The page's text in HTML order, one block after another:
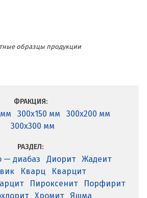
образцы продукции
ФРАКЦИЯ:
300x150 мм
300x200 мм
300x300 мм
РАЗДЕЛ:
— диабаз Диорит
Жадеит
Кварц
Кварцит
Пироксенит
Порфирит
Хромит Яшма